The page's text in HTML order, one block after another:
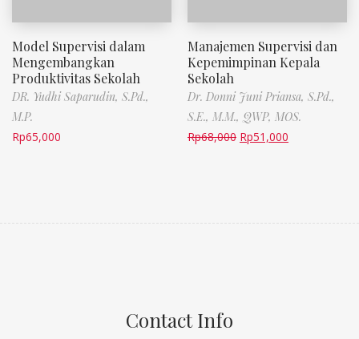
Model Supervisi dalam
Mengembangkan
Produktivitas Sekolah
DR. Yudhi Saparudin, S.Pd.,
M.P.
Rp65,000
Manajemen Supervisi dan
Kepemimpinan Kepala
Sekolah
Dr. Donni Juni Priansa, S.Pd.,
S.E., M.M., QWP, MOS.
Rp68,000 Rp51,000
Contact Info